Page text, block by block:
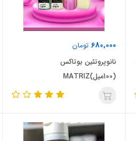
680,000 تومان
نانوپروتئین بوتاکس
(100میل)MATRIZ